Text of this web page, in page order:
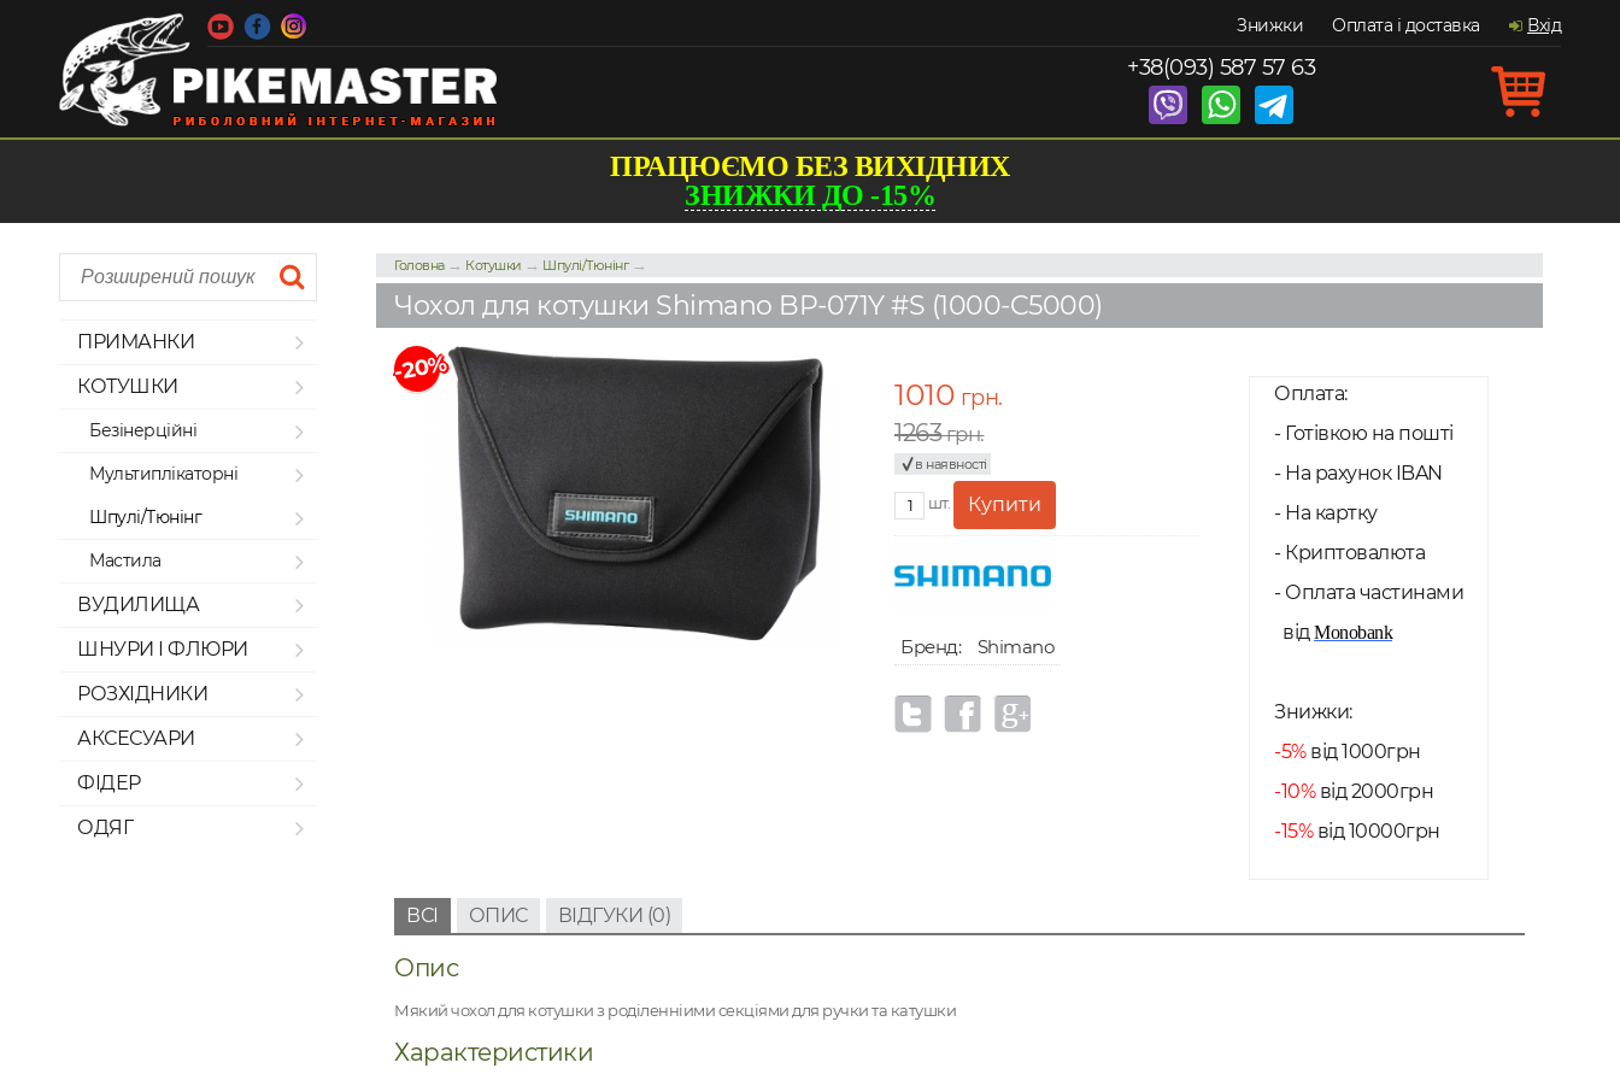
Знижки Оплата і доставка Вхід
+38(093) 587 57 63
ПРАЦЮЄМО БЕЗ ВИХІДНИХ
ЗНИЖКИ ДО -15%
ПРИМАНКИ
КОТУШКИ
Безінерційні
Мультиплікаторні
Шпулі/Тюнінг
Мастила
ВУДИЛИЩА
ШНУРИ І ФЛЮРИ
РОЗХІДНИКИ
АКСЕСУАРИ
ФІДЕР
ОДЯГ
Головна→ Котушки → Шпулі/Тюнінг→
Чохол для котушки Shimano BP-071Y #S (1000-C5000)
-20%
Оплата:
- Готівкою на пошті
- На рахунок IBAN
- На картку
- Криптовалюта
- Оплата частинами
відMonobank
Знижки:
-5%від 1000грн
-10%від 2000грн
-15%від 10000грн
1010 грн.
1263грн.
в наявності
шт.
Бренд: Shimano
ВСІ ОПИС ВІДГУКИ (0)
Опис
Мякий чохол для котушки з роділенніими секціями для ручки та катушки
Характеристики